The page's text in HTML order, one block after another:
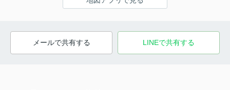
メールで共有する LINEで共有する